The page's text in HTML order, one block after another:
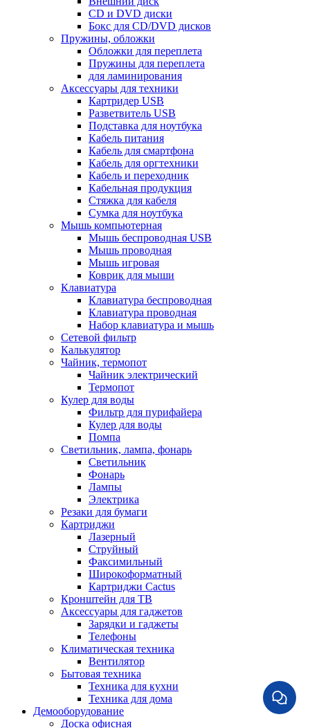
CD и DVD диски
Бокс для CD/DVD дисков
Пружины, обложки
Обложки для переплета
Пружины для переплета
для ламинирования
Аксессуары для техники
Картридер USB
Разветвитель USB
Подставка для ноутбука
Кабель питания
Кабель для смартфона
Кабель для оргтехники
Кабель и переходник
Кабельная продукция
Стяжка для кабеля
Сумка для ноутбука
Мышь компьютерная
Мышь беспроводная USB
Мышь проводная
Мышь игровая
Коврик для мыши
Клавиатура
Клавиатура беспроводная
Клавиатура проводная
Набор клавиатура и мышь
Сетевой фильтр
Калькулятор
Чайник, термопот
Чайник электрический
Термопот
Кулер для воды
Фильтр для пурифайера
Кулер для воды
Помпа
Светильник, лампа, фонарь
Светильник
Фонарь
Лампы
Электрика
Резаки для бумаги
Картриджи
Лазерный
Струйный
Факсимильный
Широкоформатный
Картриджи Cactus
Кронштейн для ТВ
Аксессуары для гаджетов
Зарядки и гаджеты
Телефоны
Климатическая техника
Вентилятор
Бытовая техника
Техника для кухни
Техника для дома
Демооборудование
Доска офисная